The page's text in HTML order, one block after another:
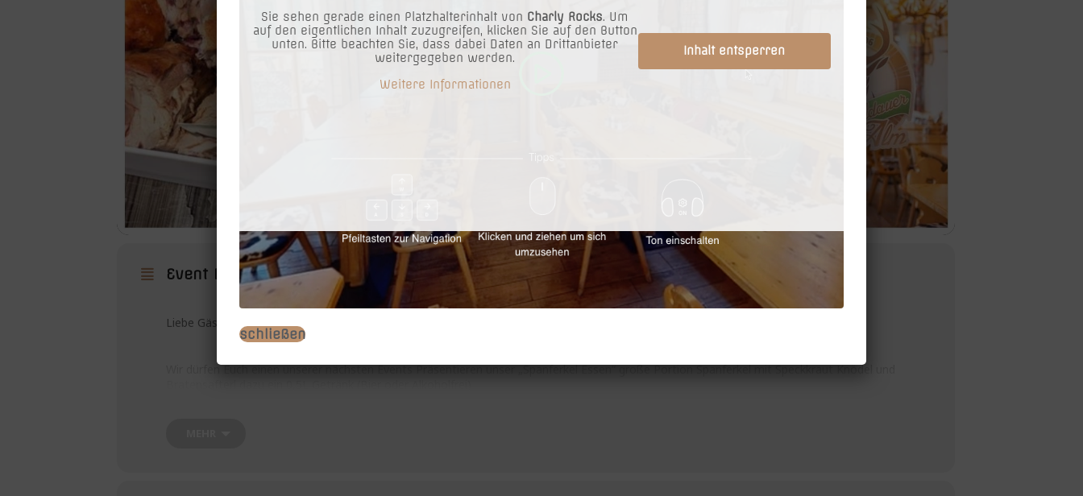
Event Details
Liebe Gäste unser gestriger Muschelkirtag war ein Riesen Erfolg danke an die vielen Gäste die da waren ! ❤️??
Wir dürfen Euch einen unserer nächsten Events Präsentieren unser „Spanferkel Essen“ große Portion Spanferkel mit Speckkraut Knödel und
Sie sehen gerade einen Platzhalterinhalt von Charly Rocks. Um
auf den eigentlichen Inhalt zuzugreifen, klicken Sie auf den Button
unten. Bitte beachten Sie, dass dabei Daten an Drittanbieter
weitergegeben werden.
Weitere Informationen
Inhalt entsperren
schließen